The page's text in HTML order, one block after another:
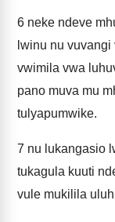
6 neke ndeve
lwinu nu
vwimila vwa
pano muva mu
tulyapumwike.
7 nu lukangasio
tukagula kuuti
vule mukilila